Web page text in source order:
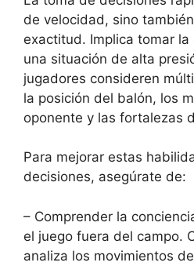
de velocidad, sino
exactitud. Implica tomar
una situación de alta
jugadores consideren
la posición del balón, los
oponente y las fortalezas
Para mejorar estas
decisiones, asegúrate de:
– Comprender la
el juego fuera del campo.
analiza los movimientos